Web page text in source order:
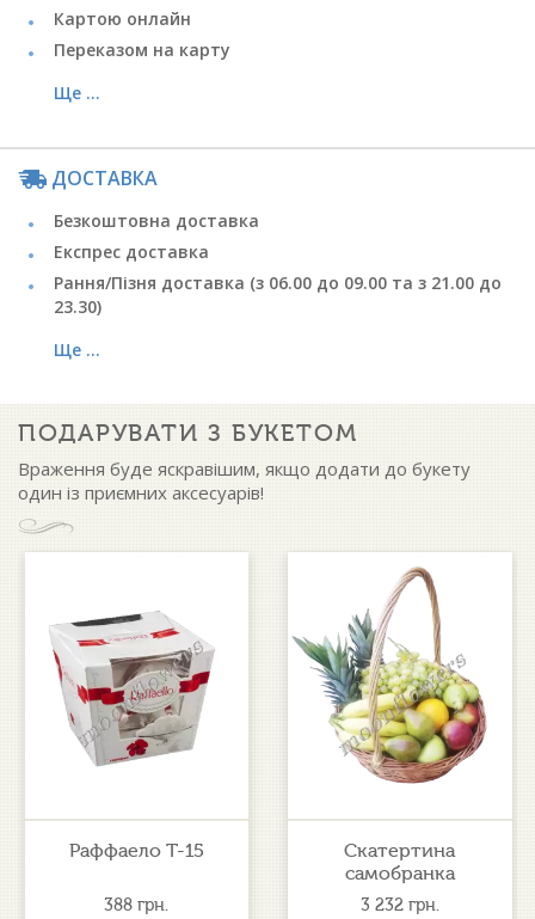
Картою онлайн
Переказом на карту
Ще ...
ДОСТАВКА
Безкоштовна доставка
Експрес доставка
Рання/Пізня доставка (з 06.00 до 09.00 та з 21.00 до
23.30)
Ще ...
ПОДАРУВАТИ З БУКЕТОМ
Враження буде яскравішим, якщо додати до букету
один із приємних аксесуарів!
Раффаело Т-15
388грн.
Скатертина
самобранка
3 232 грн.